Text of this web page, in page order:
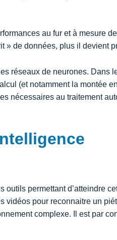
au fur et à mesure
» de données, plus il devient
réseaux de neurones. Dans
(et notamment la montée
nécessaires au traitement
permettant d’atteindre cet
vidéos pour reconnaitre un
complexe. Il est par